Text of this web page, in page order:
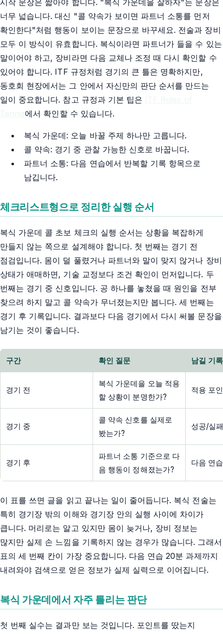
너무 넓습니다. 대신 "콜 약속가 보이면 파트너 소통를 먼저
확인한다"처럼 행동이 보이는 문장으로 바꾸세요. 전술과 장비
모두 이 방식이 유효합니다. 복식이라면 파트너가 들을 수 있는
말이어야 하고, 장비라면 다음 교체나 조정 때 다시 확인할 수
있어야 합니다. ITF 규정처럼 경기의 큰 틀은 명확하지만,
동호회 현장에서는 그 안에서 자신만의 판단 순서를 만드는
일이 중요합니다. 참고 규정과 기본 팁은
에서 확인할 수 있습니다.
복식 가운데: 오늘 바꿀 주제 하나만 고릅니다.
콜 약속: 경기 중 관찰 가능한 신호로 바꿉니다.
파트너 소통: 다음 연습에서 반복할 기록 항목으로
남깁니다.
체크리스트형으로 정리한 실행 순서
복식 가운데 콜 초보 체크의 실행 순서는 상황을 복잡하게
만들지 않는 쪽으로 설계해야 합니다. 첫 번째는 경기 전
점검입니다. 몸이 덜 풀렸거나 파트너와 말이 맞지 않거나 장비
상태가 애매하면, 기술 교정보다 조건 확인이 먼저입니다. 두
번째는 경기 중 신호입니다. 공 하나를 놓쳤을 때 원인을 전부
찾으려 하지 말고 콜 약속가 무너졌는지만 봅니다. 세 번째는
경기 후 기록입니다. 결과보다 다음 경기에서 다시 써볼 문장을
남기는 것이 좋습니다.
구간 확인 질문 남길 기록
경기 전
복식 가운데을 오늘 적용
할 상황이 분명한가?
적용 포
경기 중
콜 약속 신호를 실제로
봤는가?
성공/실
경기 후
파트너 소통 기준으로 다
음 행동이 정해졌는가?
다음 연
이 표를 쓰면 글을 읽고 끝나는 일이 줄어듭니다. 복식 전술는
특히 경기장 밖의 이해와 경기장 안의 실행 사이에 차이가
큽니다. 머리로는 알고 있지만 몸이 늦거나, 장비 정보는
많지만 실제 손 느낌을 기록하지 않는 경우가 많습니다. 그래서
표의 세 번째 칸이 가장 중요합니다. 다음 연습 20분 과제까지
내려와야 검색으로 얻은 정보가 실제 실력으로 이어집니다.
복식 가운데에서 자주 틀리는 판단
첫 번째 실수는 결과만 보는 것입니다. 포인트를 땄는지